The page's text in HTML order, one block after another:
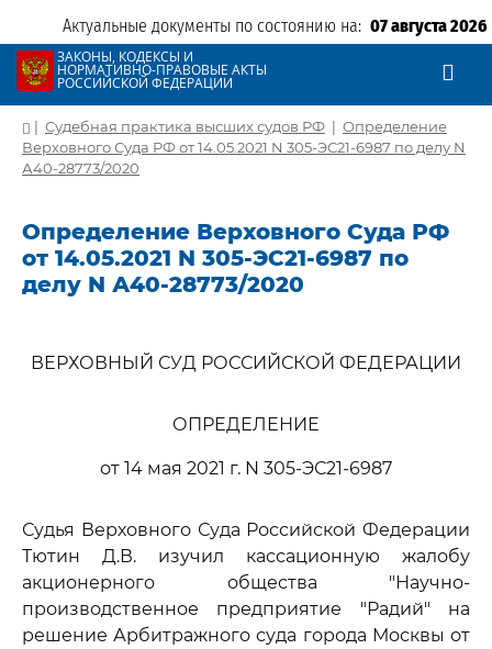
Актуальные документы по состоянию на: 07 августа 2026
ЗАКОНЫ, КОДЕКСЫ И
НОРМАТИВНО-ПРАВОВЫЕ АКТЫ
РОССИЙСКОЙ ФЕДЕРАЦИИ
| Судебная практика высших судов РФ | Определение
Верховного Суда РФ от 14.05.2021 N 305-ЭС21-6987 по делу N
А40-28773/2020
Определение Верховного Суда РФ
от 14.05.2021 N 305-ЭС21-6987 по
делу N А40-28773/2020
ВЕРХОВНЫЙ СУД РОССИЙСКОЙ ФЕДЕРАЦИИ
ОПРЕДЕЛЕНИЕ
от 14 мая 2021 г. N 305-ЭС21-6987
Судья Верховного Суда Российской Федерации
Тютин Д.В. изучил кассационную жалобу
акционерного общества "Научно-
производственное предприятие "Радий" на
решение Арбитражного суда города Москвы от